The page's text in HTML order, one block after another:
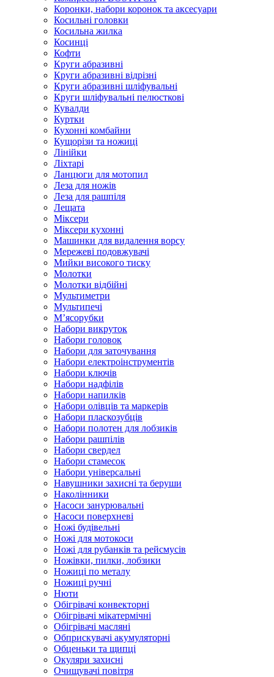
Коронки, набори коронок та аксесуари
Косильні головки
Косильна жилка
Косинці
Кофти
Круги абразивні
Круги абразивні відрізні
Круги абразивні шліфувальні
Круги шліфувальні пелюсткові
Кувалди
Куртки
Кухонні комбайни
Кущорізи та ножиці
Лінійки
Ліхтарі
Ланцюги для мотопил
Леза для ножів
Леза для рашпіля
Лещата
Міксери
Міксери кухонні
Машинки для видалення ворсу
Мережеві подовжувачі
Мийки високого тиску
Молотки
Молотки відбійні
Мультиметри
Мультипечі
М’ясорубки
Набори викруток
Набори головок
Набори для заточування
Набори електроінструментів
Набори ключів
Набори надфілів
Набори напилків
Набори олівців та маркерів
Набори пласкозубців
Набори полотен для лобзиків
Набори рашпілів
Набори свердел
Набори стамесок
Набори універсальні
Навушники захисні та беруши
Наколінники
Насоси занурювальні
Насоси поверхневі
Ножі будівельні
Ножі для мотокоси
Ножі для рубанків та рейсмусів
Ножівки, пилки, лобзики
Ножиці по металу
Ножиці ручні
Нюти
Обігрівачі конвекторні
Обігрівачі мікатермічні
Обігрівачі масляні
Обприскувачі акумуляторні
Обценьки та щипці
Окуляри захисні
Очищувачі повітря